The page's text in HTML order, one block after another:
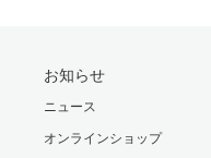
お知らせ
ニュース
オンラインショップ